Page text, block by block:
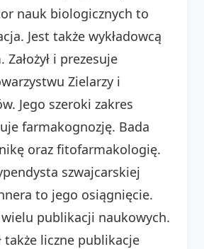
nauk biologicznych to
Jest także wykładowcą
i prezesuje
Zielarzy i
Jego szeroki zakres
farmakognozję. Bada
oraz fitofarmakologię.
szwajcarskiej
to jego osiągnięcie.
publikacji naukowych.
także liczne publikacje